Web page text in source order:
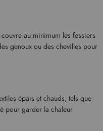
au minimum les fessiers
genoux ou des chevilles pour
épais et chauds, tels que
pour garder la chaleur